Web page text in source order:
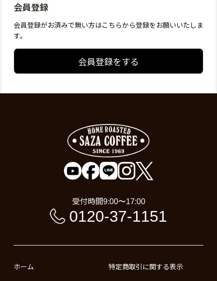
会員登録
会員登録がお済みで無い方はこちらから登録をお願いいたしま
す。
会員登録をする
受付時間9:00〜17:00
0120-37-1151
ホーム 特定商取引に関する表示